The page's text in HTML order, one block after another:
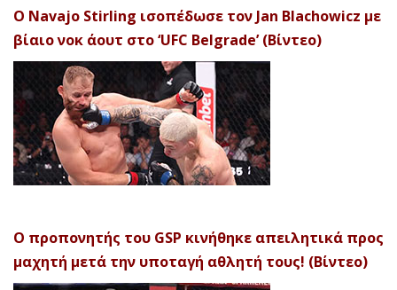
Ο Navajo Stirling ισοπέδωσε τον Jan Blachowicz με
βίαιο νοκ άουτ στο ‘UFC Belgrade’ (Βίντεο)
Ο προπονητής του GSP κινήθηκε απειλητικά προς
μαχητή μετά την υποταγή αθλητή τους! (Βίντεο)